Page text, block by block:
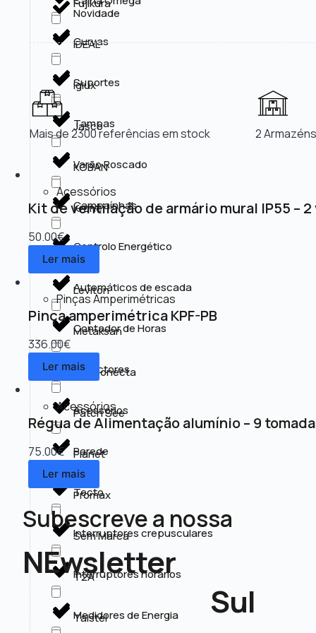
Curvas
Suportes
Tampas
Varão Roscado
Campaínhas
Controlo Energético
Automáticos de escada
Contador de Horas
Detectores
Acessórios
Parede
Tecto
Interruptores crepusculares
Interruptores horários
Medidores de Energia
Fujikura
IDEAL
Iglux
Jasco
KOBAN
Krone
Kss
Leviton
Metaksan
MM Conecta
Patch See
Planet
Promax
Sem Marca
T2A
Taistel
Novidade
Mais de 2300 referências em stock 2
Acessórios
Kit de ventilação de armário mural IP55 –
50.00€
Ler mais
Pinças Amperimétricas
Pinça amperimétrica KPF-PB
336.00€
Ler mais
Acessórios
Régua de Alimentação alumínio – 9
75.00€
Ler mais
Subescreve a nossa
NEwsletter
Sul